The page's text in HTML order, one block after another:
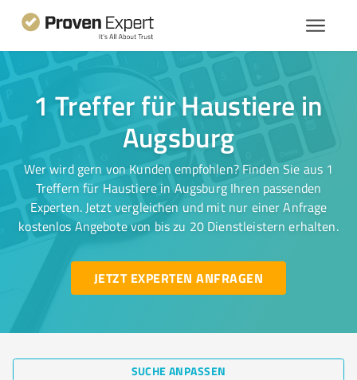
1 Treffer für Haustiere in
Augsburg
Wer wird gern von Kunden empfohlen? Finden Sie aus 1
Treffern für Haustiere in Augsburg Ihren passenden
Experten. Jetzt vergleichen und mit nur einer Anfrage
kostenlos Angebote von bis zu 20 Dienstleistern erhalten.
JETZT EXPERTEN ANFRAGEN
SUCHE ANPASSEN